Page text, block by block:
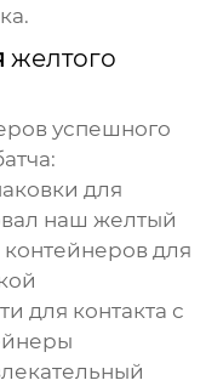
желтого
успешного
:
для
нашжелтый
для
для контакта с